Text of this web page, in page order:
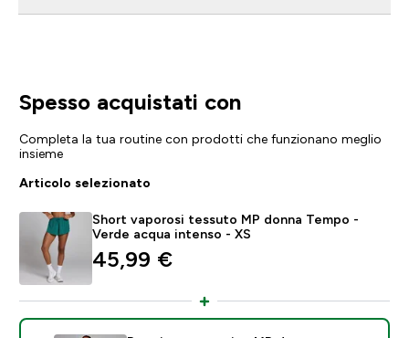
Spesso acquistati con
Completa la tua routine con prodotti che funzionano meglio
insieme
Articolo selezionato
Short vaporosi tessuto MP donna Tempo -
Verde acqua intenso - XS
45,99 €‎